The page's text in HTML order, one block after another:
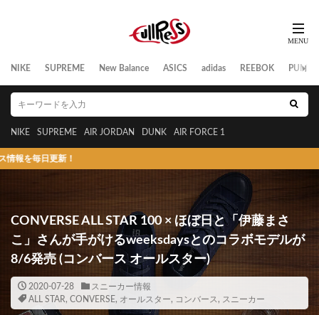
NIKE SUPREME New Balance ASICS adidas REEBOK PUMA
NIKE SUPREME AIR JORDAN DUNK AIR FORCE 1
更新！
CONVERSE ALL STAR 100 × ほぼ日と「伊藤まさ
こ」さんが手がけるweeksdaysとのコラボモデルが
8/6発売 (コンバース オールスター)
2020-07-28
スニーカー情報
ALL STAR, CONVERSE, オールスター, コンバース , スニーカー